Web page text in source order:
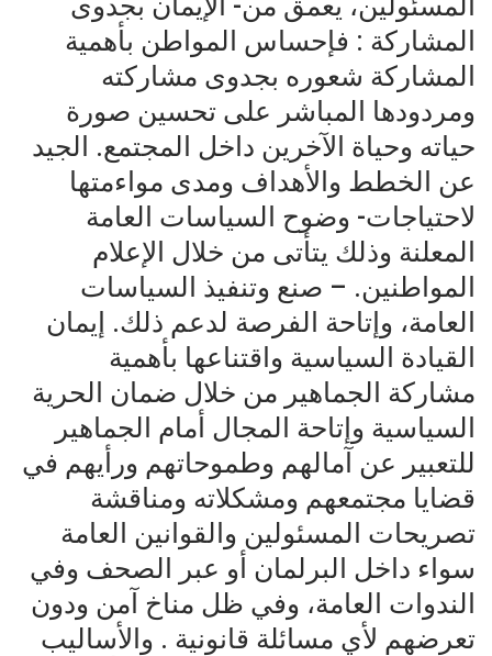
المشاركة : فإحساس المواطن بأهمية
المشاركة شعوره بجدوى مشاركته
ومردودها المباشر على تحسين صورة
حياته وحياة الآخرين داخل المجتمع. الجيد
عن الخطط والأهداف ومدى مواءمتها
لاحتياجات- وضوح السياسات العامة
المعلنة وذلك يتأتى من خلال الإعلام
المواطنين. – صنع وتنفيذ السياسات
العامة، وإتاحة الفرصة لدعم ذلك. إيمان
القيادة السياسية واقتناعها بأهمية
مشاركة الجماهير من خلال ضمان الحرية
السياسية وإتاحة المجال أمام الجماهير
للتعبير عن آمالهم وطموحاتهم ورأيهم في
قضايا مجتمعهم ومشكلاته ومناقشة
تصريحات المسئولين والقوانين العامة
سواء داخل البرلمان أو عبر الصحف وفي
الندوات العامة، وفي ظل مناخ آمن ودون
تعرضهم لأي مسائلة قانونية . والأساليب